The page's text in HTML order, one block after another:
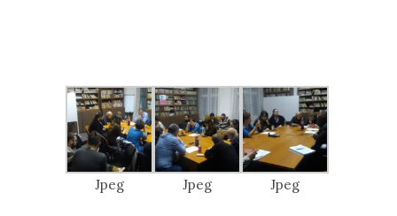
Jpeg Jpeg Jpeg